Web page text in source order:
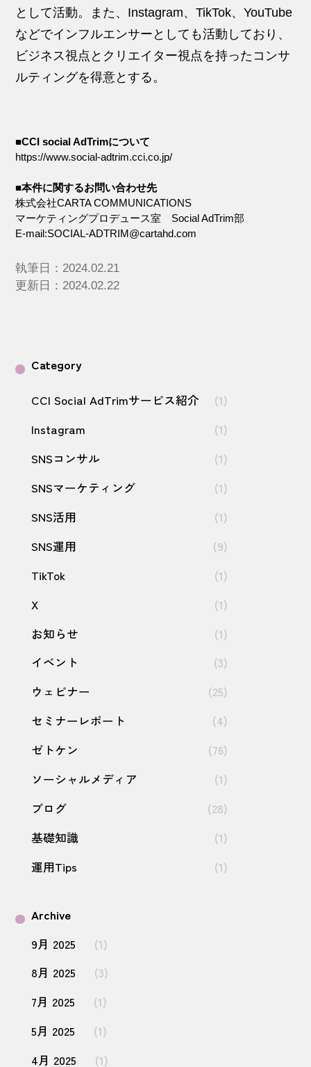
として活動。また、Instagram、TikTok、YouTube
などでインフルエンサーとしても活動しており、
ビジネス視点とクリエイター視点を持ったコンサ
ルティングを得意とする。
■CCI social AdTrimについて
https://www.social-adtrim.cci.co.jp/
■本件に関するお問い合わせ先
株式会社CARTA COMMUNICATIONS
マーケティングプロデュース室 Social AdTrim部
E-mail:SOCIAL-ADTRIM@cartahd.com
執筆日：2024.02.21
更新日：2024.02.22
Category
CCI Social AdTrimサービス紹介
(1)
Instagram
(1)
SNSコンサル
(1)
SNSマーケティング
(1)
SNS活用
(1)
SNS運用
(9)
TikTok
(1)
X
(1)
お知らせ
(1)
イベント
(3)
ウェビナー
(25)
セミナーレポート
(4)
ゼトケン
(76)
ソーシャルメディア
(1)
ブログ
(28)
基礎知識
(1)
運用Tips
(1)
Archive
9月 2025
(1)
8月 2025
(3)
7月 2025
(1)
5月 2025
(1)
4月 2025
(1)